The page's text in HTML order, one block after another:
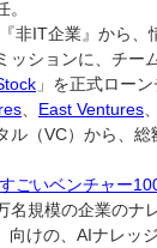
非IT企業』から、
ッションに、チー
」を正式ローン
East Ventures
ル（VC）から、
すごいベンチャー
名規模の企業のナ
向けの、AIナレッ